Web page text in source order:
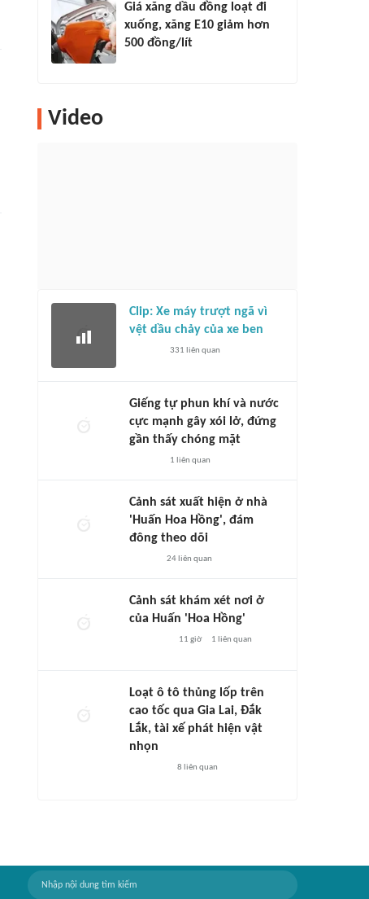
Giá xăng dầu đồng loạt đi
xuống, xăng E10 giảm hơn
500 đồng/lít
Video
Clip: Xe máy trượt ngã vì
vệt dầu chảy của xe ben
331 liên quan
Giếng tự phun khí và nước
cực mạnh gây xói lở, đứng
gần thấy chóng mặt
1 liên quan
Cảnh sát xuất hiện ở nhà
'Huấn Hoa Hồng', đám
đông theo dõi
24liên quan
Cảnh sát khám xét nơi ở
của Huấn 'Hoa Hồng'
11 giờ 1 liên quan
Loạt ô tô thủng lốp trên
cao tốc qua Gia Lai, Đắk
Lắk, tài xế phát hiện vật
nhọn
8 liên quan